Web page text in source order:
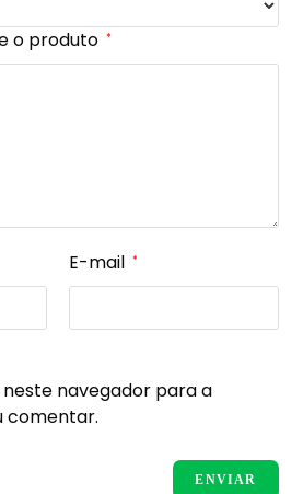
o produto *
E-mail *
navegador para a
comentar.